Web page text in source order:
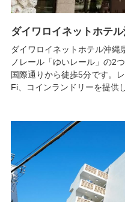
ダイワロイネットホテ
ダイワロイネットホテル沖縄
ノレール「ゆいレール」の2
国際通りから徒歩5分です。
Fi、コインランドリーを提供